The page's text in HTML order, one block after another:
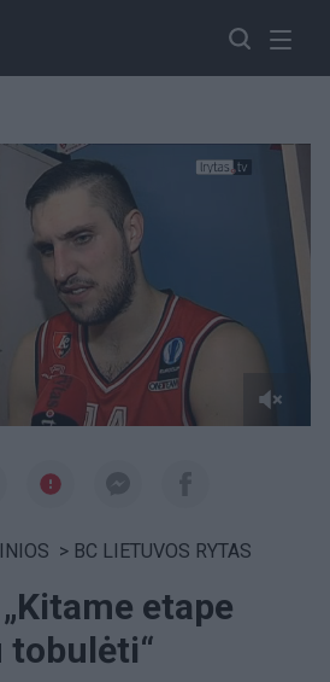
> BC LIETUVOS RYTAS
etape
tobulėti“